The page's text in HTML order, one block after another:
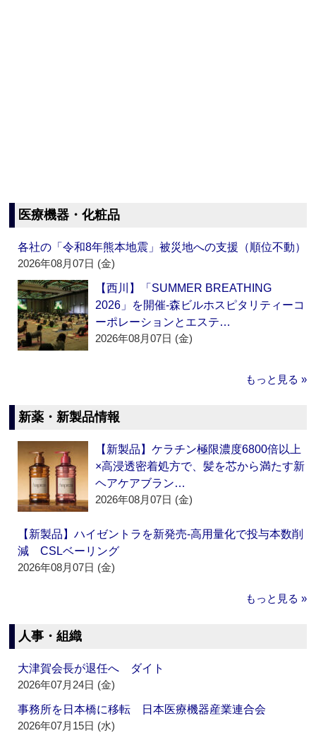
医療機器・化粧品
各社の「令和8年熊本地震」被災地への支援（順位不動）
2026年08月07日 (金)
【西川】「SUMMER BREATHING
2026」を開催‐森ビルホスピタリティーコ
ーポレーションとエステ…
2026年08月07日 (金)
もっと見る »
新薬・新製品情報
【新製品】ケラチン極限濃度6800倍以上
×高浸透密着処方で、髪を芯から満たす新
ヘアケアブラン…
2026年08月07日 (金)
【新製品】ハイゼントラを新発売‐高用量化で投与本数削
減 CSLベーリング
2026年08月07日 (金)
もっと見る »
人事・組織
大津賀会長が退任へ ダイト
2026年07月24日 (金)
事務所を日本橋に移転 日本医療機器産業連合会
2026年07月15日 (水)